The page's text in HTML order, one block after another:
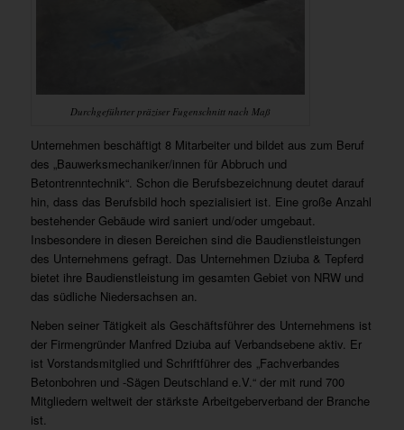
Durchgeführter präziser Fugenschnitt nach Maß
Unternehmen beschäftigt 8 Mitarbeiter und bildet aus zum Beruf
des „Bauwerksmechaniker/innen für Abbruch und
Betontrenntechnik“. Schon die Berufsbezeichnung deutet darauf
hin, dass das Berufsbild hoch spezialisiert ist. Eine große Anzahl
bestehender Gebäude wird saniert und/oder umgebaut.
Insbesondere in diesen Bereichen sind die Baudienstleistungen
des Unternehmens gefragt. Das Unternehmen Dziuba & Tepferd
bietet ihre Baudienstleistung im gesamten Gebiet von NRW und
das südliche Niedersachsen an.
Neben seiner Tätigkeit als Geschäftsführer des Unternehmens ist
der Firmengründer Manfred Dziuba auf Verbandsebene aktiv. Er
ist Vorstandsmitglied und Schriftführer des „Fachverbandes
Betonbohren und -Sägen Deutschland e.V.“ der mit rund 700
Mitgliedern weltweit der stärkste Arbeitgeberverband der Branche
ist.